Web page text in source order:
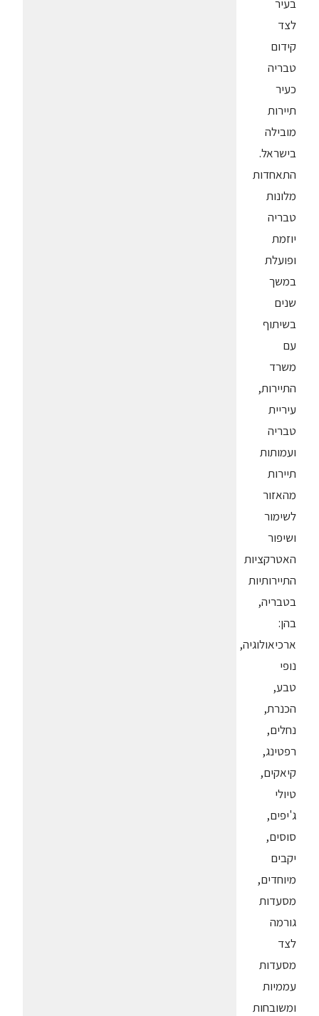
בעיר
לצד
קידום
טבריה
כעיר
תיירות
מובילה
בישראל.
התאחדות
מלונות
טבריה
יוזמת
ופועלת
במשך
שנים
בשיתוף
עם
משרד
התיירות,
עיריית
טבריה
ועמותות
תיירות
מהאזור
לשימור
ושיפור
האטרקציות
התיירותיות
בטבריה,
בהן:
ארכיאולוגיה,
נופי
טבע,
הכנרת,
נחלים,
רפטינג,
קיאקים,
טיולי
ג'יפים,
סוסים,
יקבים
מיוחדים,
מסעדות
גורמה
לצד
מסעדות
עממיות
ומשובחות